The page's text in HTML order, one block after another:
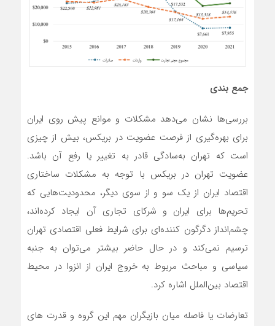
جمع بندی
بررسی‌ها نشان می‌دهد مشکلات و موانع پیش روی ایران
برای بهره‌گیری از فرصت عضویت در بریکس، بیش از چیزی
است که تهران به‌سادگی قادر به تغییر یا رفع آن باشد.
عضویت تهران در بریکس با توجه به مشکلات ساختاری
اقتصاد ایران از یک سو و از سوی دیگر، محدودیت‌هایی که
تحریم‌ها برای ایران و شرکای تجاری آن ایجاد کرده‌اند،
چشم‌انداز دگرگون کننده‌ای برای شرایط فعلی اقتصادی تهران
ترسیم نمی‌کند و در حال حاضر بیشتر می‌توان به جنبه
سیاسی و مباحث مربوط به خروج ایران از انزوا در محیط
اقتصاد بین‌الملل اشاره کرد.
تعارضات یا فاصله میان بازیگران مهم این گروه و قدرت های